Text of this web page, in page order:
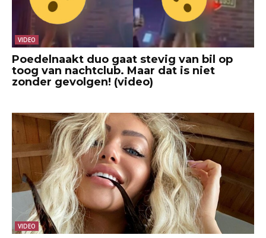
VIDEO
Poedelnaakt duo gaat stevig van bil op
toog van nachtclub. Maar dat is niet
zonder gevolgen! (video)
VIDEO